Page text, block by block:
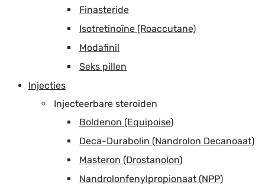
Finasteride
Isotretinoïne (Roaccutane)
Modafinil
Seks pillen
Injecties
Injecteerbare steroïden
Boldenon (Equipoise)
Deca-Durabolin (Nandrolon Decanoaat)
Masteron (Drostanolon)
Nandrolonfenylpropionaat (NPP)